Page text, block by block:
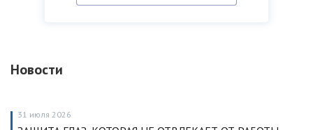
Новости
31 июля 2026